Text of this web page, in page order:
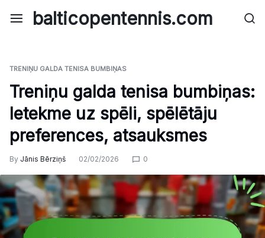
balticopentennis.com
TRENIŅU GALDA TENISA BUMBIŅAS
Treniņu galda tenisa bumbiņas:
Ietekme uz spēli, spēlētāju
preferences, atsauksmes
By Jānis Bērziņš 02/02/2026 0